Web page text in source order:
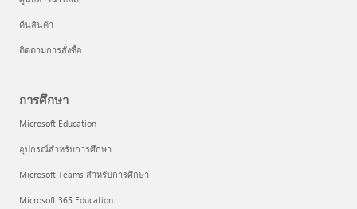
คืนสินค้า
ติดตามการสั่งซื้อ
การศึกษา
Microsoft Education
อุปกรณ์สำหรับการศึกษา
Microsoft Teams สำหรับการศึกษา
Microsoft 365 Education